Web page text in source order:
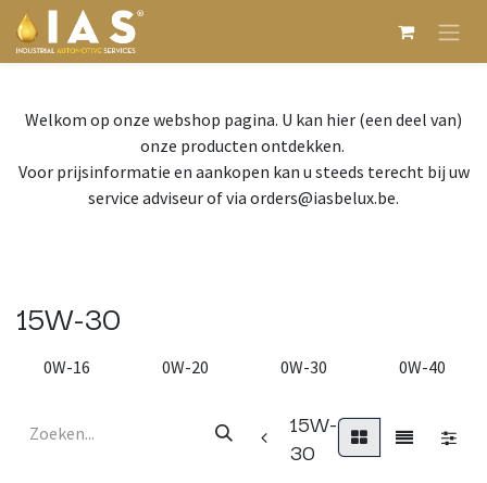
Overslaan naar inhoud
Welkom op onze webshop pagina. U kan hier (een deel van)
onze producten ontdekken.
Voor prijsinformatie en aankopen kan u steeds terecht bij uw
service adviseur of via orders@iasbelux.be.
15W-30
0W-16 0W-20 0W-30 0W-40
15W-
30